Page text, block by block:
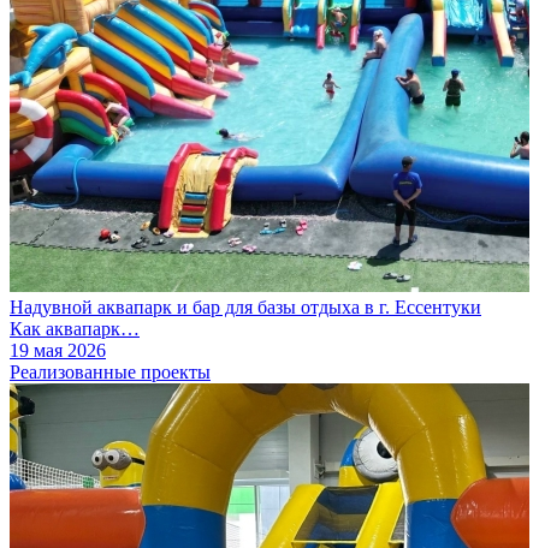
Надувной аквапарк и бар для базы отдыха в г. Ессентуки
Как аквапарк…
19 мая 2026
Реализованные проекты